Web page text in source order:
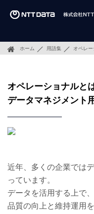
ホーム 用語集 オペレ
オペレーショナルと
データマネジメント
近年、多くの企業では
っています。
データを活用する上で
品質の向上と維持運用